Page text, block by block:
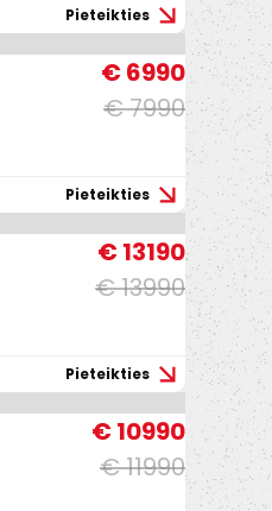
Pieteikties
€ 7990
€ 6990
Pieteikties
€ 13990
€ 13190
Pieteikties
€ 11990
€ 10990